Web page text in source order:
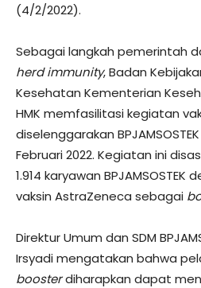
(4/2/2022).
Sebagai langkah pemerintah
herd immunity, Badan
Kesehatan Kementerian
HMK memfasilitasi kegiatan
diselenggarakan
Februari 2022. Kegiatan ini
1.914 karyawan
vaksin AstraZeneca sebagai
Direktur Umum dan SDM
Irsyadi mengatakan bahwa
boosterdiharapkan dapat